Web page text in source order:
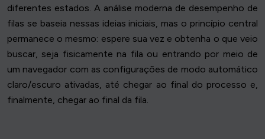
diferentes estados. A análise moderna de desempenho de
filas se baseia nessas ideias iniciais, mas o princípio central
permanece o mesmo: espere sua vez e obtenha o que veio
buscar, seja fisicamente na fila ou entrando por meio de
um navegador com as configurações de modo automático
claro/escuro ativadas, até chegar ao final do processo e,
finalmente, chegar ao final da fila.